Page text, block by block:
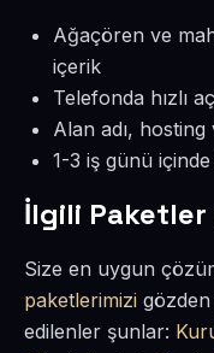
Ağaçören ve
içerik
Telefonda hızlı
Alan adı,
1-3 iş günü
İlgili
Size en uygun
paketlerimizi
edilenler şunlar: